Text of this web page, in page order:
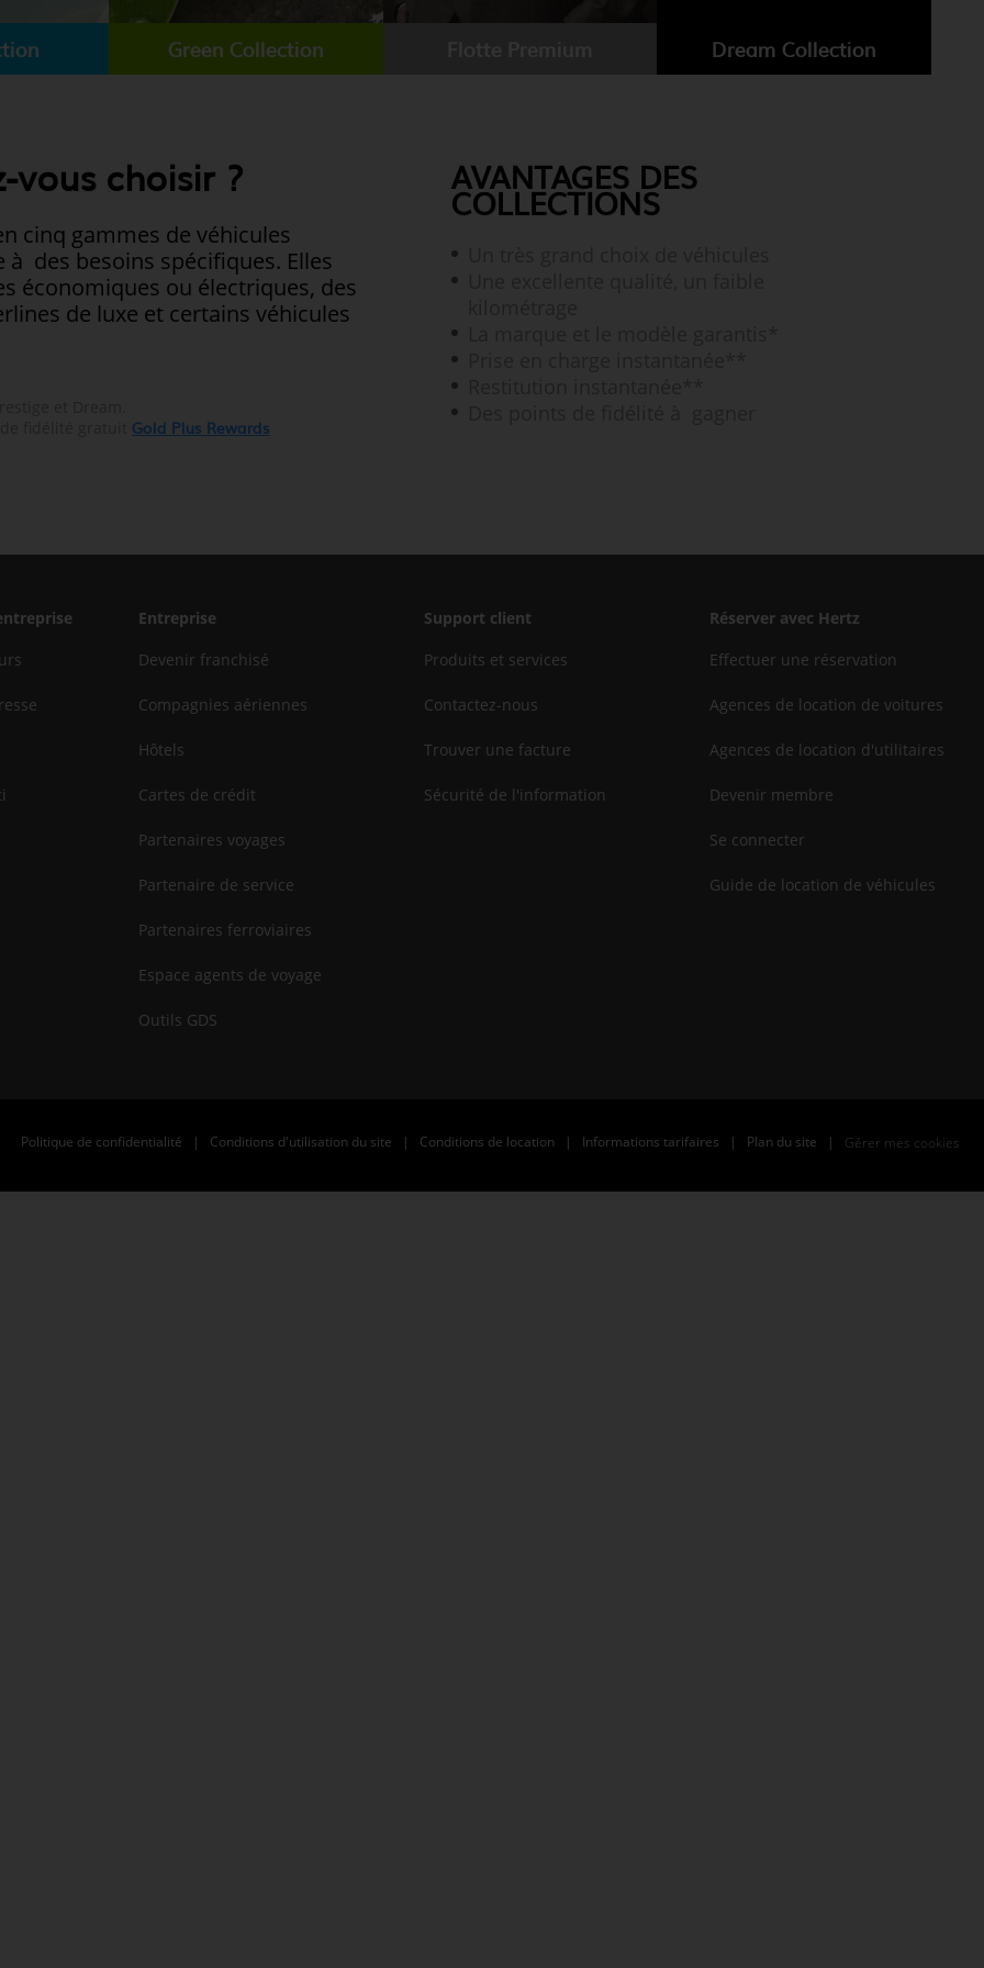
Green Collection Dream Collection
vous choisir ?
cinq gammes de véhicules
des besoins spécifiques. Elles
économiques ou électriques, des
de luxe et certains véhicules
AVANTAGES DES
COLLECTIONS
Gold Plus Rewards
Entreprise
Devenir franchisé
Compagnies aériennes
Hôtels
Cartes de crédit
Partenaires voyages
Partenaire de service
Partenaires ferroviaires
Espace agents de voyage
Outils GDS
Support client
Produits et services
Contactez-nous
Trouver une facture
Sécurité de l'information
Réserver avec Hertz
Effectuer une réservation
Agences de location de voitures
Agences de location d'utilitaires
Devenir membre
Se connecter
Guide de location de véhicules
Politique de confidentialité | Conditions d'utilisation du site | Conditions de location | Informations tarifaires | Plan du site | Gérer mes cookies